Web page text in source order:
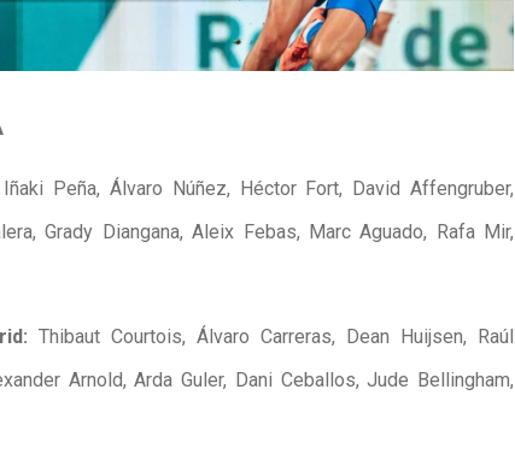
Iñaki Peña, Álvaro Núñez, Héctor Fort, David Affengruber,
Grady Diangana, Aleix Febas, Marc Aguado, Rafa Mir,
Thibaut Courtois, Álvaro Carreras, Dean Huijsen, Raúl
Arnold, Arda Guler, Dani Ceballos, Jude Bellingham,